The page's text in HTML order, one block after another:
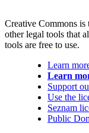
Creative Commons is
other legal tools that
tools are free to use.
Learn
Learn
Support
Use the
Seznam
Public